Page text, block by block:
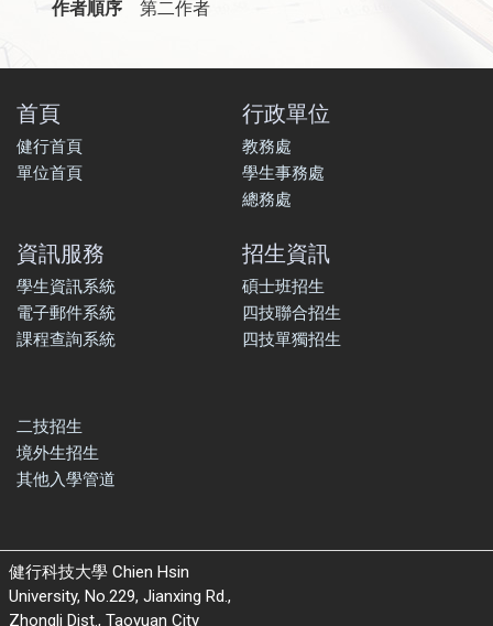
作者順序 第二作者
首頁
健行首頁
單位首頁
行政單位
教務處
學生事務處
總務處
資訊服務
學生資訊系統
電子郵件系統
課程查詢系統
招生資訊
碩士班招生
四技聯合招生
四技單獨招生
二技招生
境外生招生
其他入學管道
健行科技大學 Chien Hsin
University, No.229, Jianxing Rd.,
Zhongli Dist., Taoyuan City